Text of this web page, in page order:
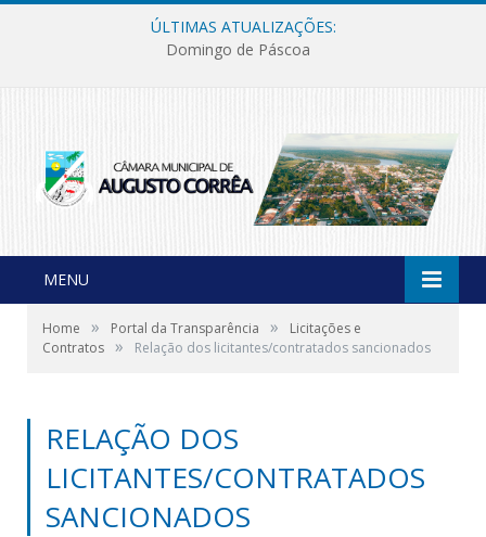
ÚLTIMAS ATUALIZAÇÕES:
Domingo de Páscoa
MENU
Home » Portal da Transparência »
Licitações e
Contratos » Relação dos licitantes/contratados sancionados
RELAÇÃO DOS
LICITANTES/CONTRATADOS
SANCIONADOS